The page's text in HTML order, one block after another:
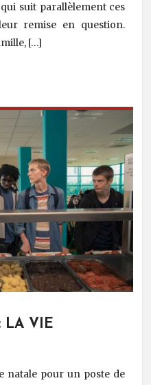
suit parallèlement ces
remise en question.
[…]
LA VIE
natale pour un poste de